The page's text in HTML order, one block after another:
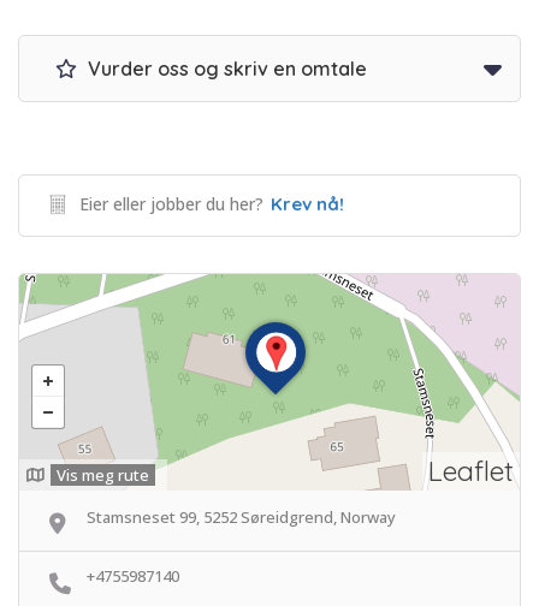
Vurder oss og skriv en omtale
Eier eller jobber du her? Krev nå!
Leaflet
Vis meg rute
Stamsneset 99, 5252 Søreidgrend, Norway
+4755987140